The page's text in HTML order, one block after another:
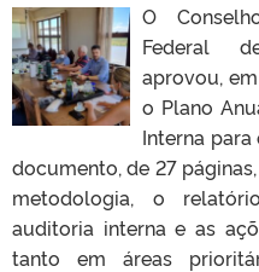
O
Federal
aprovou,
o Plano
Interna para
documento, de 27
metodologia, o
auditoria interna e as
tanto em áreas